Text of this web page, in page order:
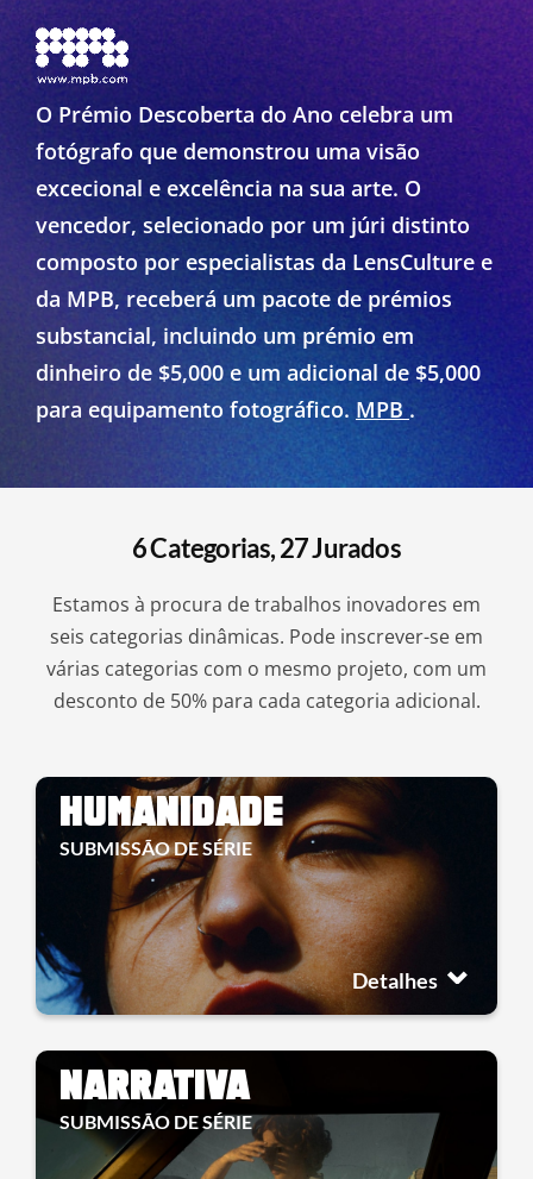
O Prémio Descoberta do Ano celebra um
fotógrafo que demonstrou uma visão
excecional e excelência na sua arte. O
vencedor, selecionado por um júri distinto
composto por especialistas da LensCulture e
da MPB, receberá um pacote de prémios
substancial, incluindo um prémio em
dinheiro de $5,000 e um adicional de $5,000
para equipamento fotográfico. MPB .
6 Categorias, 27 Jurados
Estamos à procura de trabalhos inovadores em
seis categorias dinâmicas. Pode inscrever-se em
várias categorias com o mesmo projeto, com um
desconto de 50% para cada categoria adicional.
HUMANIDADE
SUBMISSÃO DE SÉRIE
Detalhes
NARRATIVA
SUBMISSÃO DE SÉRIE